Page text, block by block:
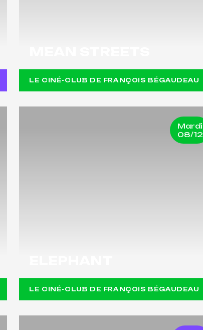
LE CINÉ-CLUB DE FRANÇOIS BÉGAUDEAU
Mardi
08/12
LE CINÉ-CLUB DE FRANÇOIS BÉGAUDEAU